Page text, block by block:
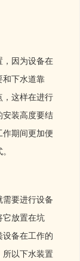
，因为设备在
和下水道靠
，这样在进行
安装高度要结
作期间更加便
需要进行设备
它放置在坑
设备在工作的
所以下水装置